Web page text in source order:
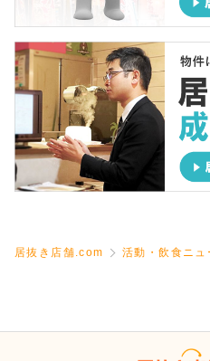
居抜き店舗.com 活動・飲食ニュ